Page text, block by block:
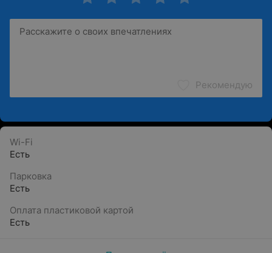
Рекомендую
Wi-Fi
Есть
Парковка
Есть
Оплата пластиковой картой
Есть